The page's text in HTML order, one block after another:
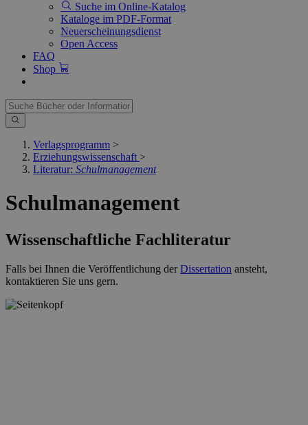
Suche im Online-Katalog
Kataloge im PDF-Format
Neuerscheinungsdienst
Open Access
FAQ
Shop
Verlagsprogramm >
Erziehungswissenschaft >
Literatur: Schulmanagement
Schulmanagement
Wissenschaftliche Fachliteratur
Falls bei Ihnen die Veröffentlichung derDissertation ansteht,
kontaktieren Sie uns gern.